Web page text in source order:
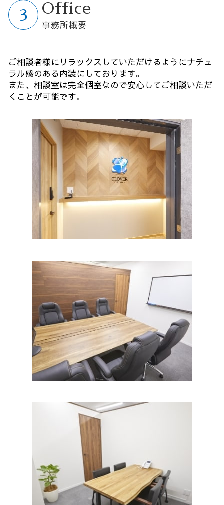
Office
事務所概要
ご相談者様にリラックスしていただけるようにナチュ
ラル感のある内装にしております。
また、相談室は完全個室なので安心してご相談いただ
くことが可能です。